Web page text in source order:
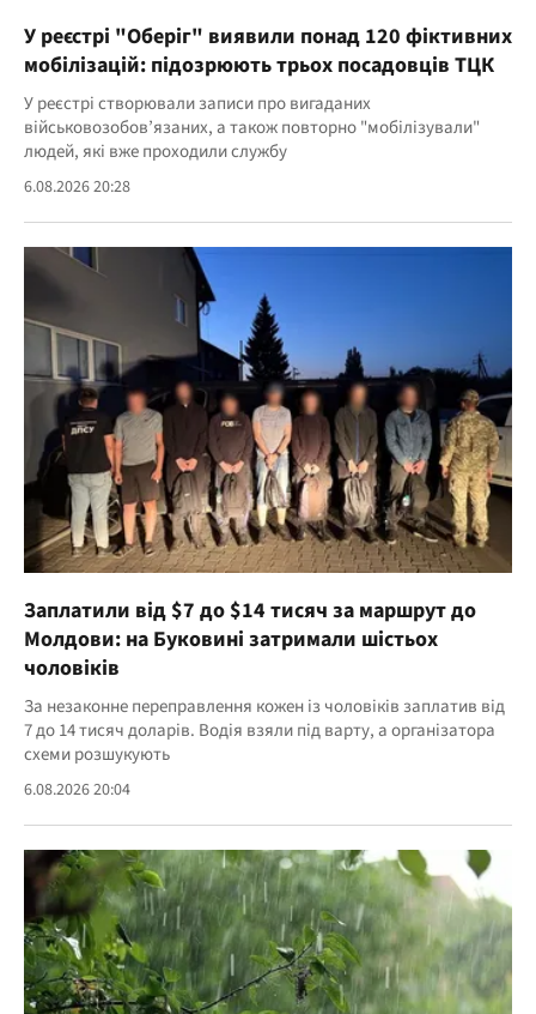
У реєстрі "Оберіг" виявили понад 120 фіктивних
мобілізацій: підозрюють трьох посадовців ТЦК
У реєстрі створювали записи про вигаданих
військовозобов’язаних, а також повторно "мобілізували"
людей, які вже проходили службу
6.08.2026 20:28
Заплатили від $7 до $14 тисяч за маршрут до
Молдови: на Буковині затримали шістьох
чоловіків
За незаконне переправлення кожен із чоловіків заплатив від
7 до 14 тисяч доларів. Водія взяли під варту, а організатора
схеми розшукують
6.08.2026 20:04